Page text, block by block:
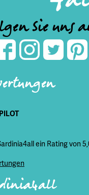
Sie uns
ein Rating von